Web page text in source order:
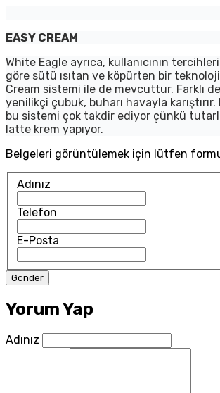
EASY CREAM
White Eagle ayrıca, kullanıcının
göre sütü ısıtan ve köpürten bir
Cream sistemi ile de mevcuttur. Farklı
yenilikçi çubuk, buharı havayla
bu sistemi çok takdir ediyor çünkü
latte krem yapıyor.
Belgeleri görüntülemek için lütfen
Adınız
Telefon
E-Posta
Yorum Yap
Adınız